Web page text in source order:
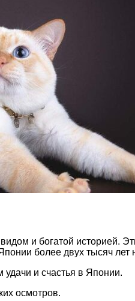
и богатой историей.
более двух тысяч лет
удачи и счастья в Японии.
осмотров.